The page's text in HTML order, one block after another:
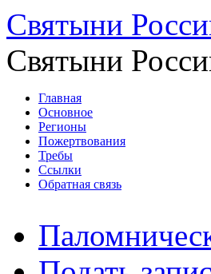
Святыни
Святыни
Главная
Основное
Регионы
Пожертвования
Требы
Ссылки
Обратная связь